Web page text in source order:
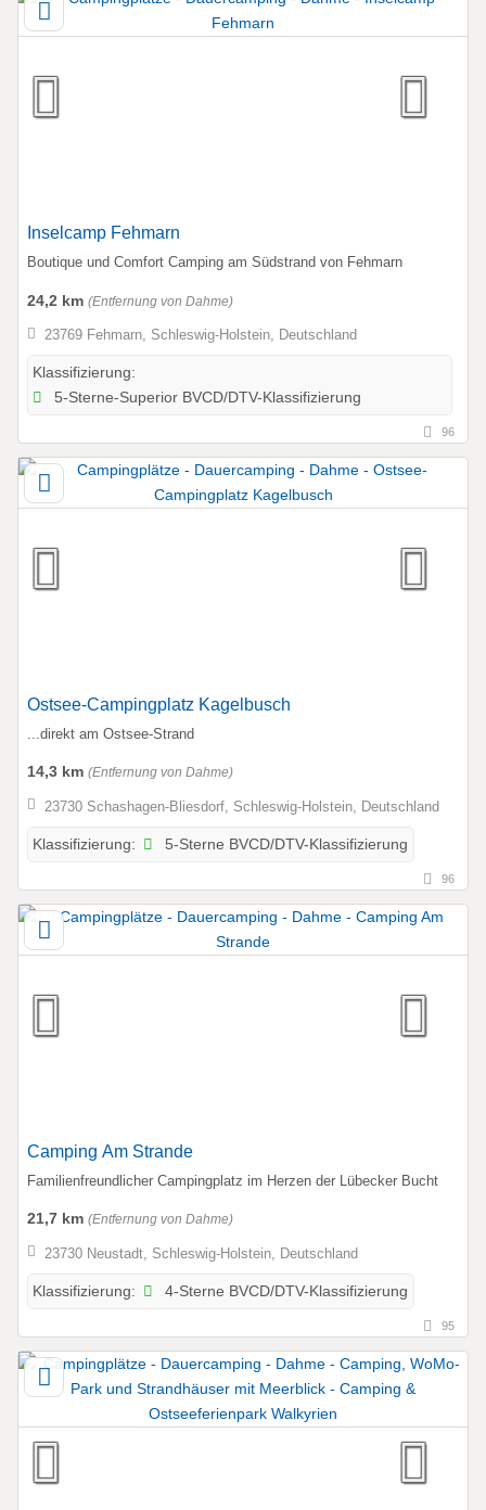
Inselcamp Fehmarn
Boutique und Comfort Camping am Südstrand von Fehmarn
24,2 km (Entfernung von Dahme)
23769 Fehmarn, Schleswig-Holstein, Deutschland
Klassifizierung:
5-Sterne-Superior BVCD/DTV-Klassifizierung
96
Ostsee-Campingplatz Kagelbusch
...direkt am Ostsee-Strand
14,3 km (Entfernung von Dahme)
23730 Schashagen-Bliesdorf, Schleswig-Holstein, Deutschland
Klassifizierung: 5-Sterne BVCD/DTV-Klassifizierung
96
Camping Am Strande
Familienfreundlicher Campingplatz im Herzen der Lübecker Bucht
21,7 km (Entfernung von Dahme)
23730 Neustadt, Schleswig-Holstein, Deutschland
Klassifizierung: 4-Sterne BVCD/DTV-Klassifizierung
95